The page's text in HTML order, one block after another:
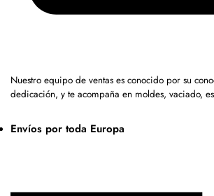
Nuestro equipo de ventas es conocido por su
dedicación, y te acompaña en moldes, vaciado,
Envíos por toda Europa